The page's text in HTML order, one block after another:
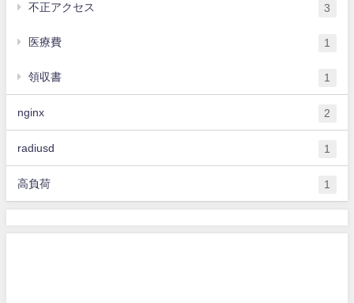
不正アクセス 3
医療費 1
領収書 1
nginx 2
radiusd 1
高負荷 1